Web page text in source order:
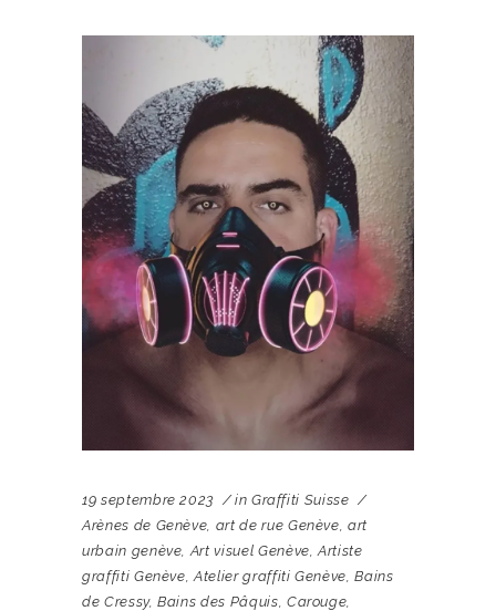
19 septembre 2023 in Graffiti Suisse
Arènes de Genève art de rue Genève ,art
urbain genève Art visuel Genève ,Artiste
graffiti Genève ,Atelier graffiti Genève ,Bains
de Cressy,Bains des Pâquis Carouge